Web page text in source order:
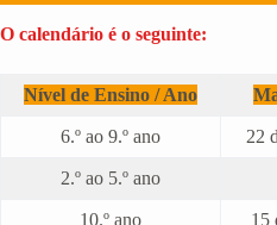
O calendário é o seguinte:
Nível de Ensino / Ano
6.º ao 9.º ano 22
2.º ao 5.º ano
10.º ano 15